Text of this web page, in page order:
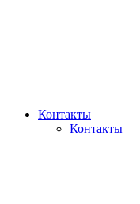
Контакты
Контакты